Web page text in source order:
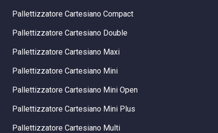
Pallettizzatore Cartesiano Compact
Pallettizzatore Cartesiano Double
Pallettizzatore Cartesiano Maxi
Pallettizzatore Cartesiano Mini
Pallettizzatore Cartesiano Mini Open
Pallettizzatore Cartesiano Mini Plus
Pallettizzatore Cartesiano Multi